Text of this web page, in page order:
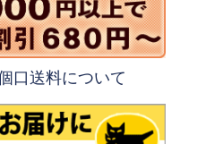
口送料について